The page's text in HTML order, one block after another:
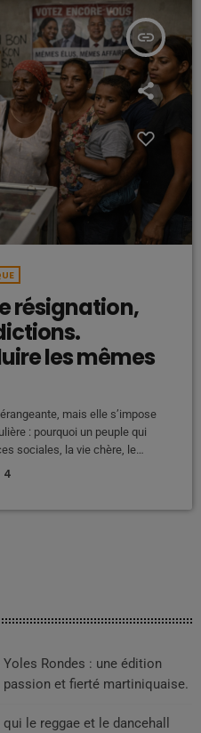
insert_link
résignation,
les mêmes
mais elle s’impose
: pourquoi un peuple qui
sociales, la vie chère, le
t-il à reconduire au pouvoir les
4
Rondes : une édition
et fierté martiniquaise.
le reggae et le dancehall